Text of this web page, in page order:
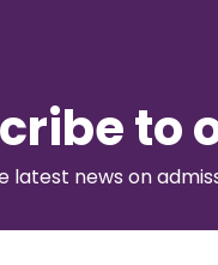
to
news on